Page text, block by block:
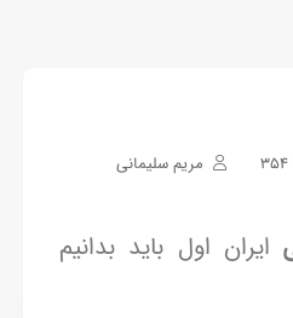
مریم سلیمانی
ایران اول باید بدانیم